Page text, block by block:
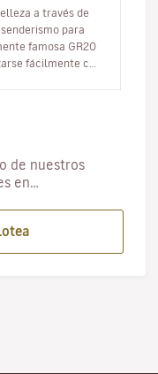
a través de
para
famosa GR20
fácilmente con
de nuestros
en…